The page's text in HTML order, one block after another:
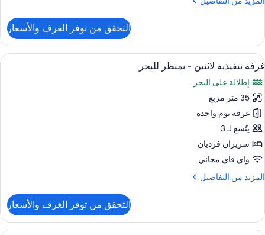
بمنظر
غرفة
تنفيذية
-
سرير
ملكي
بمنظر
للبحر
التحقق من توفر الغرف والأسعار
استعراض
جميع
صور
غرفة
تنفيذية
لاثنين
-
بمنظر
للبحر
أحواض استحمام وحجيرات دش منفصلة،
7
غرفة تنفيذية لاثنين - بمنظر للبحر
إطلالة على البحر
35 متر مربع
غرفة نوم واحدة
يتّسع لـ 3
سريران فرديان
واي فاي مجاني
المزيد من التفاصيل
المزيد
غرفة
تنفيذية
التحقق من توفر الغرف والأسعار